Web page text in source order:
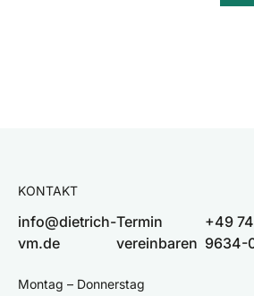
KONTAKT
info@dietrich-
vm.de
Termin
vereinbaren
+49
9634-
Montag – Donnerstag